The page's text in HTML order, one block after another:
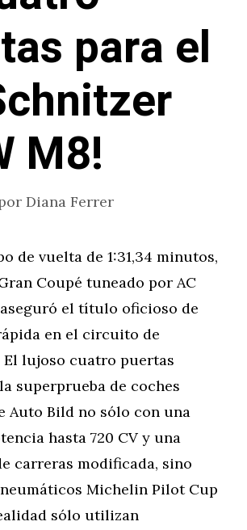
para el
M8!
Diana Ferrer
de vuelta de 1:31,34 minutos,
Coupé tuneado por AC
el título oficioso de
en el circuito de
El lujoso cuatro puertas
superprueba de coches
Auto Bild no sólo con una
hasta 720 CV y una
carreras modificada, sino
Michelin Pilot Cup
sólo utilizan